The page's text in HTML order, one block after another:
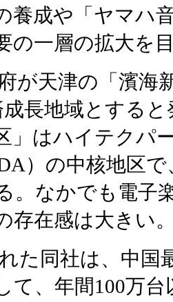
養成や「ヤマハ
の一層の拡大を
が天津の「濱海
長地域とする
」はハイテクパ
）の中核地区
。なかでも電子
存在感は大きい
た同社は、中国
て、年間100万